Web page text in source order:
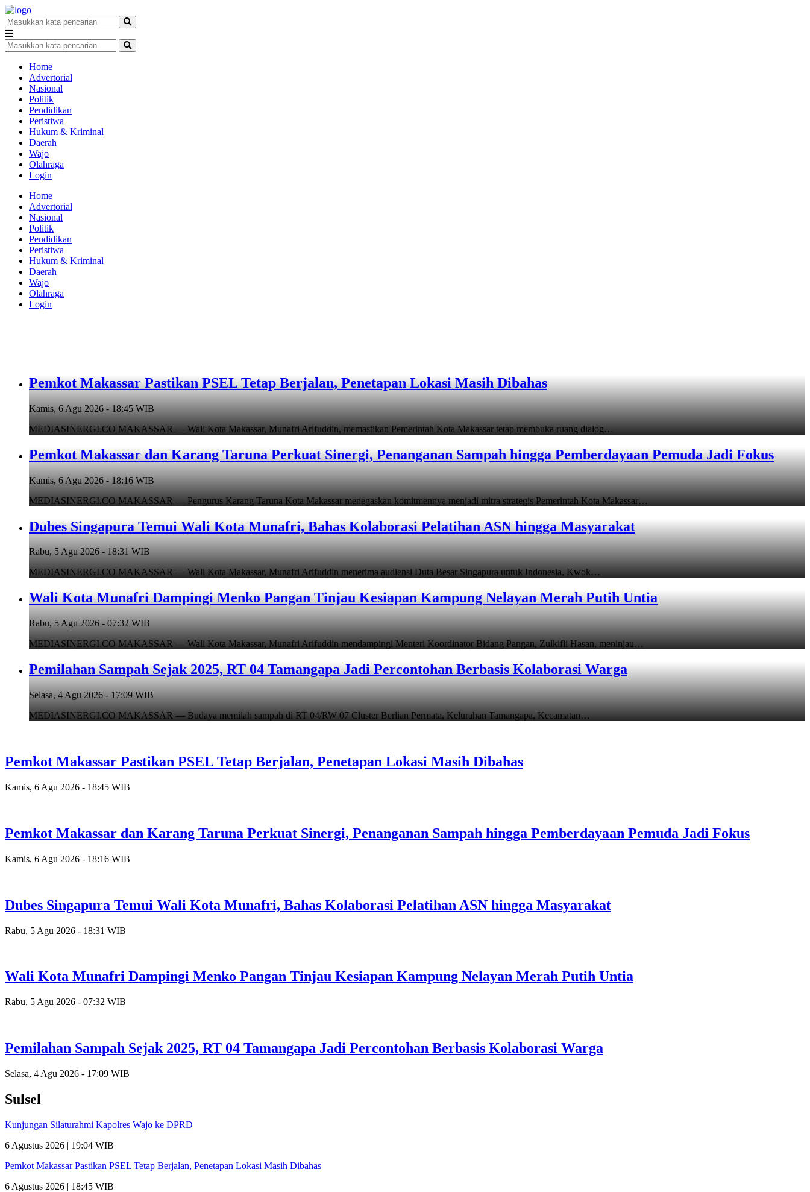
Home
Advertorial
Nasional
Politik
Pendidikan
Peristiwa
Hukum & Kriminal
Daerah
Wajo
Olahraga
Login
Home
Advertorial
Nasional
Politik
Pendidikan
Peristiwa
Hukum & Kriminal
Daerah
Wajo
Olahraga
Login
Pemkot Makassar Pastikan PSEL Tetap Berjalan, Penetapan Lokasi Masih Dibahas
Kamis, 6 Agu 2026 - 18:45 WIB
MEDIASINERGI.CO MAKASSAR — Wali Kota Makassar, Munafri Arifuddin, memastikan Pemerintah Kota Makassar tetap membuka ruang dialog…
Pemkot Makassar dan Karang Taruna Perkuat Sinergi, Penanganan Sampah hingga Pemberdayaan Pemuda Jadi Fokus
Kamis, 6 Agu 2026 - 18:16 WIB
MEDIASINERGI.CO MAKASSAR — Pengurus Karang Taruna Kota Makassar menegaskan komitmennya menjadi mitra strategis Pemerintah Kota Makassar…
Dubes Singapura Temui Wali Kota Munafri, Bahas Kolaborasi Pelatihan ASN hingga Masyarakat
Rabu, 5 Agu 2026 - 18:31 WIB
MEDIASINERGI.CO MAKASSAR — Wali Kota Makassar, Munafri Arifuddin menerima audiensi Duta Besar Singapura untuk Indonesia, Kwok…
Wali Kota Munafri Dampingi Menko Pangan Tinjau Kesiapan Kampung Nelayan Merah Putih Untia
Rabu, 5 Agu 2026 - 07:32 WIB
MEDIASINERGI.CO MAKASSAR — Wali Kota Makassar, Munafri Arifuddin mendampingi Menteri Koordinator Bidang Pangan, Zulkifli Hasan, meninjau…
Pemilahan Sampah Sejak 2025, RT 04 Tamangapa Jadi Percontohan Berbasis Kolaborasi Warga
Selasa, 4 Agu 2026 - 17:09 WIB
MEDIASINERGI.CO MAKASSAR — Budaya memilah sampah di RT 04/RW 07 Cluster Berlian Permata, Kelurahan Tamangapa, Kecamatan…
Pemkot Makassar Pastikan PSEL Tetap Berjalan, Penetapan Lokasi Masih Dibahas
Kamis, 6 Agu 2026 - 18:45 WIB
Pemkot Makassar dan Karang Taruna Perkuat Sinergi, Penanganan Sampah hingga Pemberdayaan Pemuda Jadi Fokus
Kamis, 6 Agu 2026 - 18:16 WIB
Dubes Singapura Temui Wali Kota Munafri, Bahas Kolaborasi Pelatihan ASN hingga Masyarakat
Rabu, 5 Agu 2026 - 18:31 WIB
Wali Kota Munafri Dampingi Menko Pangan Tinjau Kesiapan Kampung Nelayan Merah Putih Untia
Rabu, 5 Agu 2026 - 07:32 WIB
Pemilahan Sampah Sejak 2025, RT 04 Tamangapa Jadi Percontohan Berbasis Kolaborasi Warga
Selasa, 4 Agu 2026 - 17:09 WIB
Sulsel
Kunjungan Silaturahmi Kapolres Wajo ke DPRD
6 Agustus 2026 | 19:04 WIB
Pemkot Makassar Pastikan PSEL Tetap Berjalan, Penetapan Lokasi Masih Dibahas
6 Agustus 2026 | 18:45 WIB